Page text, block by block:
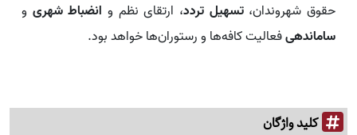
حقوق شهروندان،تسهیل تردد، ارتقای نظم و انضباط شهری و
ساماندهیفعالیت کافه‌ها و رستوران‌ها خواهد بود.
کلید واژگان